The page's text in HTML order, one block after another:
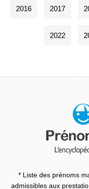
2016 2017
2022
* Liste des prénoms
admissibles aux